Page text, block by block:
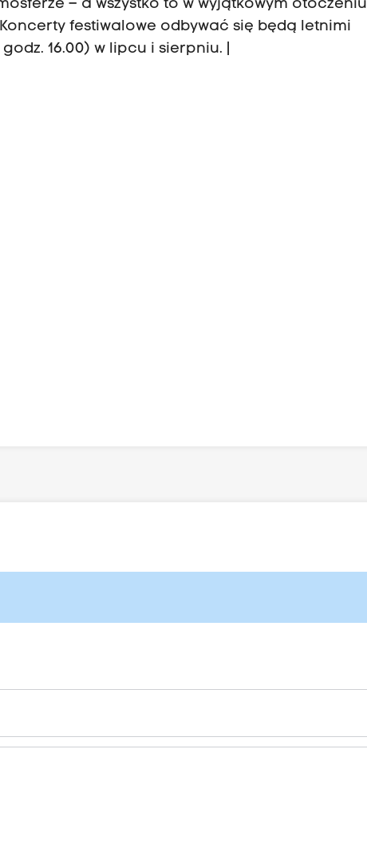
– a wszystko to w wyjątkowym otoczeniu
festiwalowe odbywać się będą letnimi
16.00) w lipcu i sierpniu. |